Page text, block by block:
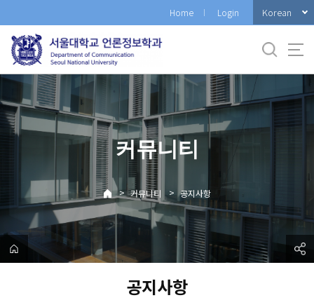
로
메
Home Login Korean
커뮤니티
> 커뮤니티 > 공지사항
공지사항